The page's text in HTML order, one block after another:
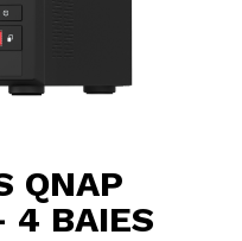
QNAP
4 BAIES